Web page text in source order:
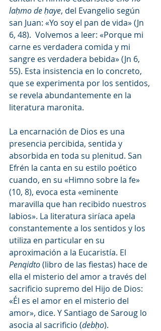
laḥmo de ḥaye, del Evangelio según
san Juan: «Yo soy el pan de vida» (Jn
6, 48).  Volvemos a leer: «Porque mi
carne es verdadera comida y mi
sangre es verdadera bebida» (Jn 6,
55). Esta insistencia en lo concreto,
que se experimenta por los sentidos,
se revela abundantemente en la
literatura maronita.
La encarnación de Dios es una
presencia percibida, sentida y
absorbida en toda su plenitud. San
Efrén la canta en su estilo poético
cuando, en su «Himno sobre la fe»
(10, 8), evoca esta «eminente
maravilla que han recibido nuestros
labios». La literatura siríaca apela
constantemente a los sentidos y los
utiliza en particular en su
aproximación a la Eucaristía. El
Penqidto (libro de las fiestas) hace de
ella el misterio del amor a través del
sacrificio supremo del Hijo de Dios:
«Él es el amor en el misterio del
amor», dice. Y Santiago de Saroug lo
asocia al sacrificio (debḥo).